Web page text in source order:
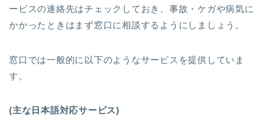
ービスの連絡先はチェックしておき、事故・ケガや病気に
かかったときはまず窓口に相談するようにしましょう。
窓口では一般的に以下のようなサービスを提供していま
す。
(主な日本語対応サービス)